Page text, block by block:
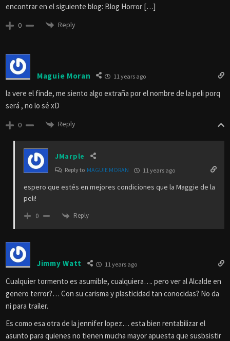
encontrar en el siguiente blog: Blog Horror […]
0 Reply
Maguie Moran 11 years ago
la vere el finde, me siento algo extraña por el nombre de la peli porq
será , no lo sé xD
0 Reply
JMarple
Reply to MAGUIE MORAN 11 years ago
espero que estés en mejores condiciones que la Maggie de la
peli!
0 Reply
Jimmy Watt 11 years ago
Cualquier tormento es asumible, cualquiera…. pero ver al Alcalde en
genero terror?… Con su carisma y plasticidad tan conocidas? No da
ni para trailer.
Es como esa otra de la jennifer lopez… esta bien rentabilizar el
asunto para quienes no tienen mucha mayor apuesta que susbsistir